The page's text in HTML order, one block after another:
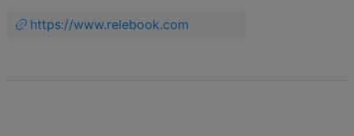
https://www.relebook.com